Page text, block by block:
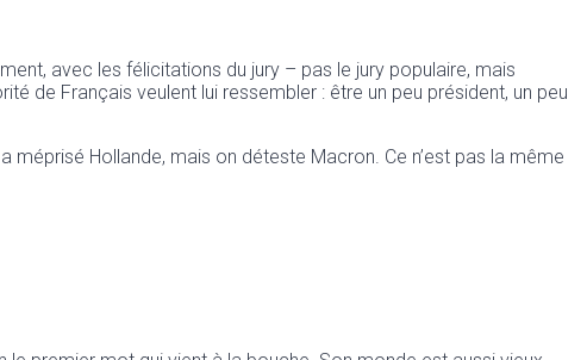
avec les félicitations du jury – pas le jury populaire, mais
de Français veulent lui ressembler : être un peu président, un peu
méprisé Hollande, mais on déteste Macron. Ce n’est pas la même